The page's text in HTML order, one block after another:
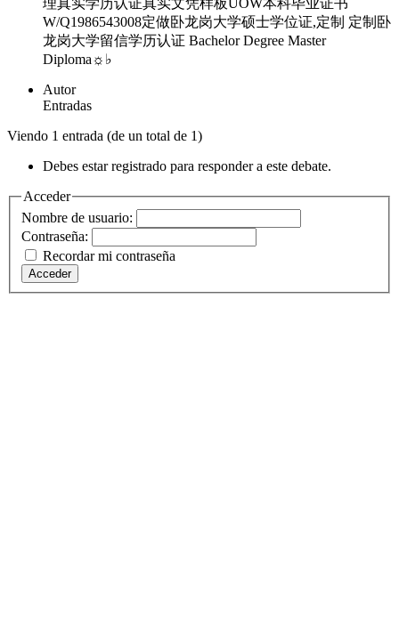
W/Q1986543008定做卧龙岗大学硕士学位证,定制 定制卧
龙岗大学留信学历认证 Bachelor Degree Master
Diploma☼♭
Autor
Entradas
Viendo 1 entrada (de un total de 1)
Debes estar registrado para responder a este debate.
Acceder
Nombre de usuario:
Contraseña:
Recordar mi contraseña
Acceder